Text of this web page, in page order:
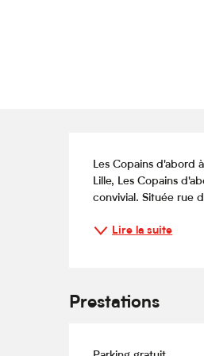
Les Copains d'abord
Lille, Les Copains
convivial. Située rue
Lire la suite
Prestations